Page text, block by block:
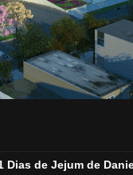
Dias de Jejum de